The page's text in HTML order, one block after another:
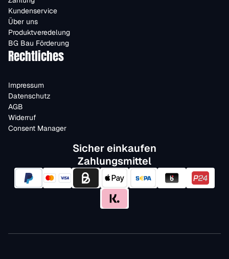
Kundenservice
Über uns
Produktveredelung
BG Bau Förderung
Rechtliches
Impressum
Datenschutz
AGB
Widerruf
Consent Manager
Sicher einkaufen
Zahlungsmittel